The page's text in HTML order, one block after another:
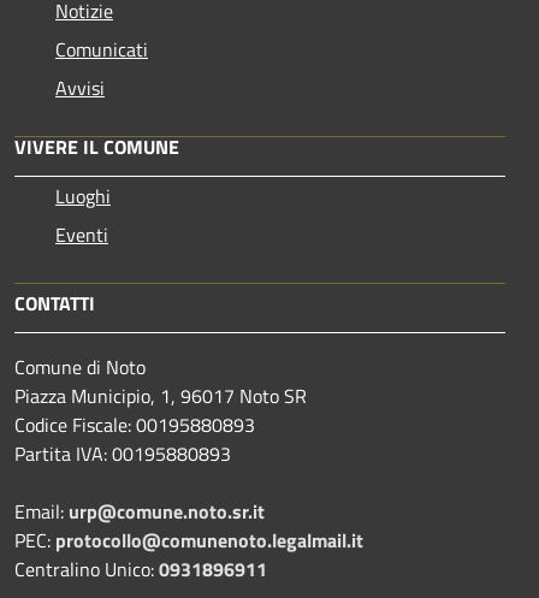
Notizie
Comunicati
Avvisi
VIVERE IL COMUNE
Luoghi
Eventi
CONTATTI
Comune di Noto
Piazza Municipio, 1, 96017 Noto SR
Codice Fiscale: 00195880893
Partita IVA: 00195880893
Email: urp@comune.noto.sr.it
PEC: protocollo@comunenoto.legalmail.it
Centralino Unico:0931896911